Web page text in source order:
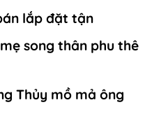
lắp đặt tận
song thân phu thê
Thủy mồ mả ông